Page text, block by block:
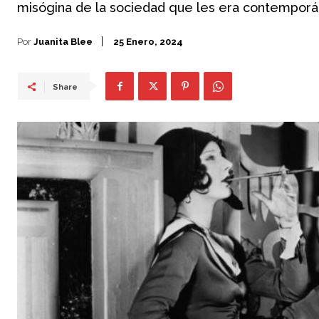
misógina de la sociedad que les era
Por Juanita Blee 25 Enero, 2024
Share